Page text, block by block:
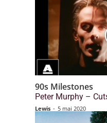
90s Milestones
Peter Murphy –
Lewis - 5 mai 2020